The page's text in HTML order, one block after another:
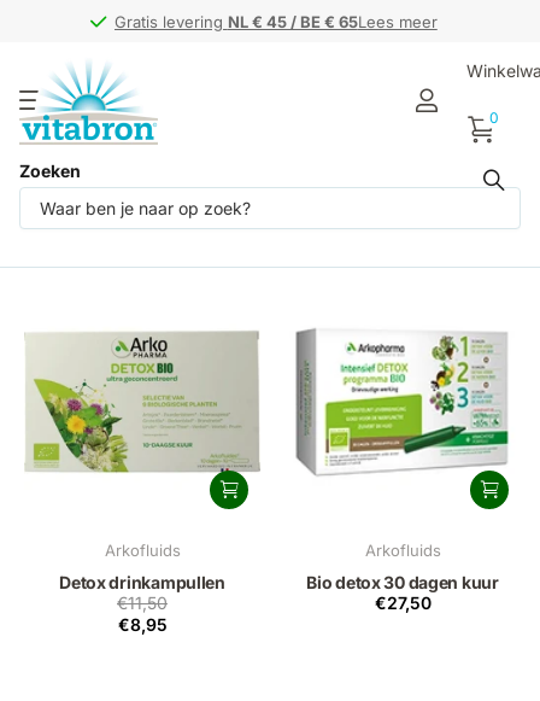
Gratis levering NL € 45 / BE € 65Lees meer
Gratis levering NL € 45 / BE € 65
Zoeken
0
Arkofluids (8)
Arkofluids
Detox drinkampullen
€11,50
€8,95
Arkofluids
Bio detox 30 dagen kuur
€27,50